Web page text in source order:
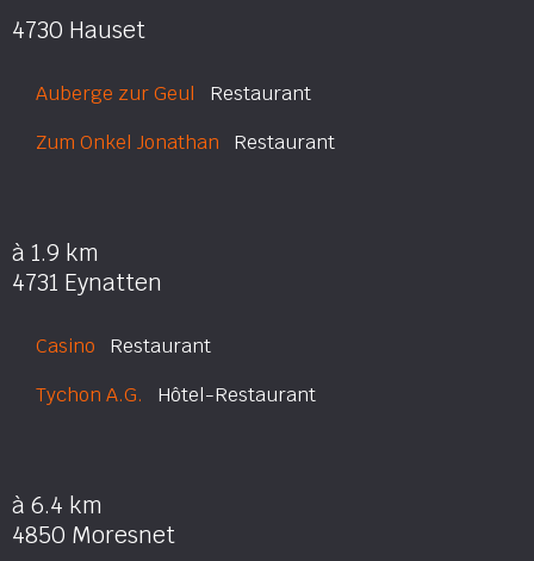
4730 Hauset
Auberge zur Geul Restaurant
Zum Onkel Jonathan Restaurant
à 1.9 km
4731 Eynatten
Casino Restaurant
Tychon A.G. Hôtel-Restaurant
à 6.4 km
4850 Moresnet